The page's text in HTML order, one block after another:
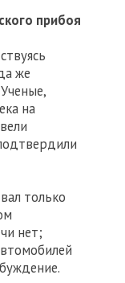
прибоя
же
на
только
нет;